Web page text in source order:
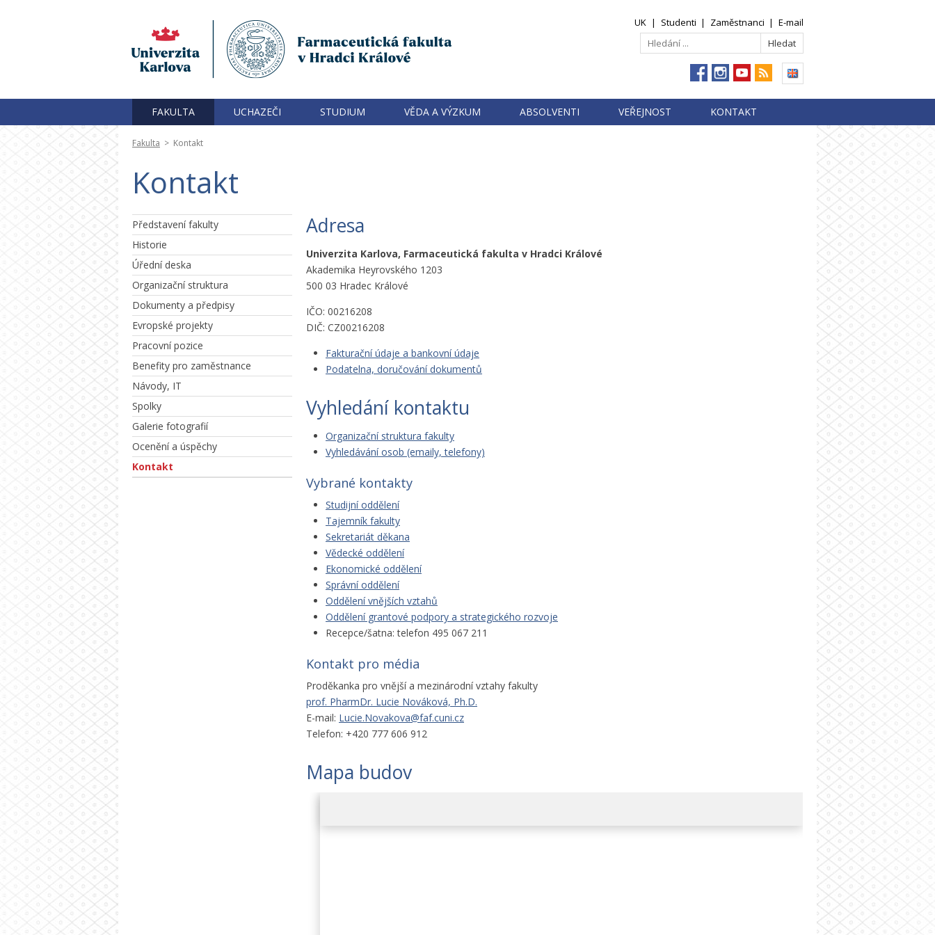
UK | Studenti | Zaměstnanci | E-mail
FAKULTA UCHAZEČI STUDIUM VĚDA A VÝZKUM ABSOLVENTI VEŘEJNOST KONTAKT
Fakulta > Kontakt
Kontakt
Představení fakulty
Historie
Úřední deska
Organizační struktura
Dokumenty a předpisy
Evropské projekty
Pracovní pozice
Benefity pro zaměstnance
Návody, IT
Spolky
Galerie fotografií
Ocenění a úspěchy
Kontakt
Adresa
Univerzita Karlova, Farmaceutická fakulta v Hradci Králové
Akademika Heyrovského 1203
500 03 Hradec Králové
IČO: 00216208
DIČ: CZ00216208
Fakturační údaje a bankovní údaje
Podatelna, doručování dokumentů
Vyhledání kontaktu
Organizační struktura fakulty
Vyhledávání osob (emaily, telefony)
Vybrané kontakty
Studijní oddělení
Tajemník fakulty
Sekretariát děkana
Vědecké oddělení
Ekonomické oddělení
Správní oddělení
Oddělení vnějších vztahů
Oddělení grantové podpory a strategického rozvoje
Recepce/šatna: telefon 495 067 211
Kontakt pro média
Proděkanka pro vnější a mezinárodní vztahy fakulty
prof. PharmDr. Lucie Nováková, Ph.D.
E-mail: Lucie.Novakova@faf.cuni.cz
Telefon: +420 777 606 912
Mapa budov